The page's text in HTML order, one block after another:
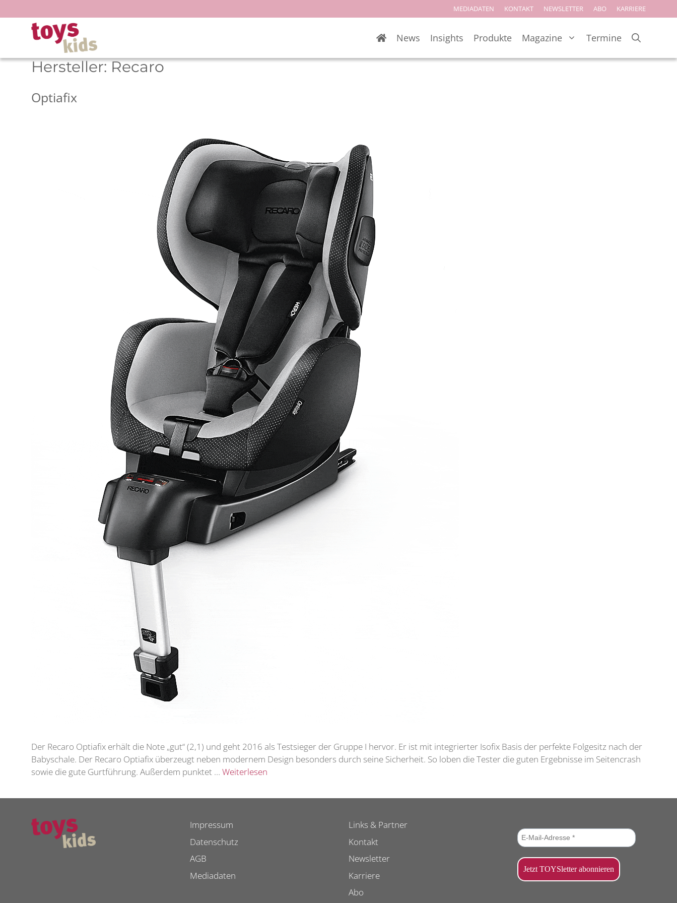
Inhalt
springen
MEDIADATEN KONTAKT NEWSLETTER ABO KARRIERE
News Insights Produkte Magazine Termine
Hersteller:Recaro
Optiafix
Der Recaro Optiafix erhält die Note „gut“ (2,1) und geht 2016 als Testsieger der Gruppe I hervor. Er ist mit integrierter Isofix Basis der perfekte Folgesitz nach der
Babyschale. Der Recaro Optiafix überzeugt neben modernem Design besonders durch seine Sicherheit. So loben die Tester die guten Ergebnisse im Seitencrash
sowie die gute Gurtführung. Außerdem punktet … Weiterlesen
Impressum
Datenschutz
AGB
Mediadaten
Links & Partner
Kontakt
Newsletter
Karriere
Abo